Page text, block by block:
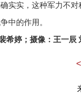
实实，这种军力不
中的作用。
希婷；摄像：王一